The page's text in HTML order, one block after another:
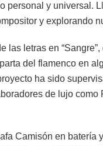
personal y universal.
y explorando
letras en
del flamenco en
ha sido
de lujo
Camisón en batería